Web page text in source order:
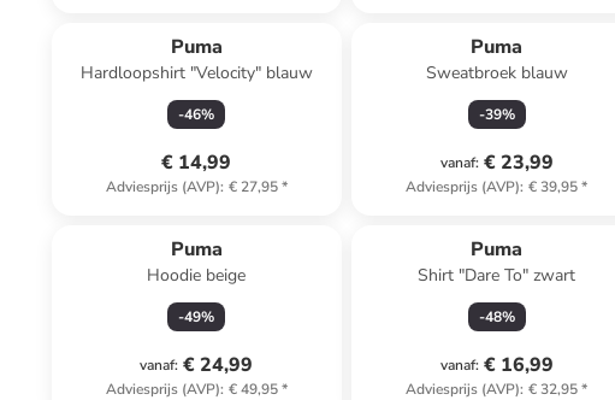
Puma
Hardloopshirt "Velocity" blauw
-46%
€ 14,99
Adviesprijs (AVP): € 27,95*
Puma
Sweatbroek blauw
-39%
vanaf: € 23,99
Adviesprijs (AVP): € 39,95*
Puma
Hoodie beige
-49%
vanaf: € 24,99
Adviesprijs (AVP): € 49,95*
Puma
Shirt "Dare To" zwart
-48%
vanaf: € 16,99
Adviesprijs (AVP): € 32,95*